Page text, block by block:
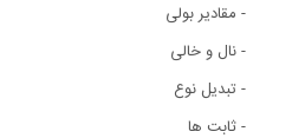
- مقادیر بولی
- نال و خالی
- تبدیل نوع
- ثابت ها